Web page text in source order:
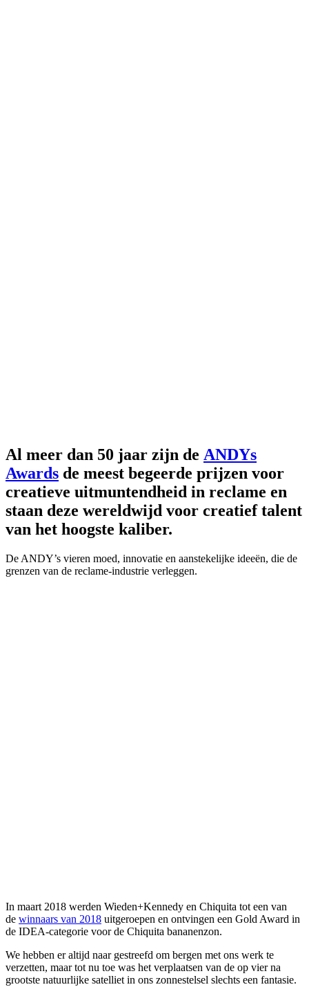
Al meer dan 50 jaar zijn de ANDYs
Awards de meest begeerde prijzen voor
creatieve uitmuntendheid in reclame en
staan deze wereldwijd voor creatief talent
van het hoogste kaliber.
De ANDY’s vieren moed, innovatie en aanstekelijke ideeën, die de
grenzen van de reclame-industrie verleggen.
In maart 2018 werden Wieden+Kennedy en Chiquita tot een van
de winnaars van 2018 uitgeroepen en ontvingen een Gold Award in
de IDEA-categorie voor de Chiquita bananenzon.
We hebben er altijd naar gestreefd om bergen met ons werk te
verzetten, maar tot nu toe was het verplaatsen van de op vier na
grootste natuurlijke satelliet in ons zonnestelsel slechts een fantasie.